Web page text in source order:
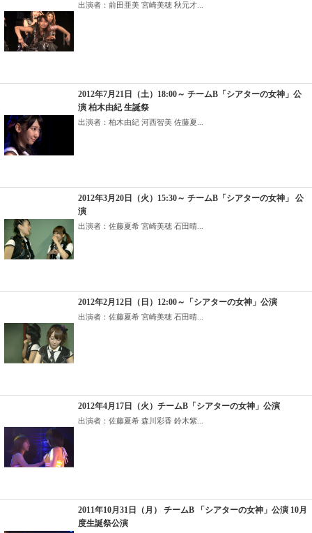
出演者：前田亜美 宮崎美穂 秋元才...
2012年7月21日（土）18:00～ チームB「シアターの女神」公
演 柏木由紀 生誕祭
出演者：柏木由紀 河西智美 佐藤夏...
2012年3月20日（火）15:30～ チームB「シアターの女神」 公
演
出演者：佐藤夏希 宮崎美穂 石田晴...
2012年2月12日（日）12:00～「シアターの女神」公演
出演者：佐藤夏希 宮崎美穂 石田晴...
2012年4月17日（火）チームB「シアターの女神」公演
出演者：佐藤夏希 森川彩香 鈴木紫...
2011年10月31日（月） チームB 「シアターの女神」公演 10月
度生誕祭公演